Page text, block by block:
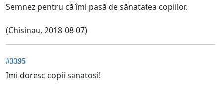
Semnez pentru că îmi pasă de sănatatea copiilor.
(Chisinau, 2018-08-07)
#3395
Imi doresc copii sanatosi!